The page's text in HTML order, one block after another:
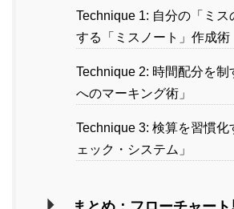
Technique 1: 自分の「ミス
する「ミスノート」作成術
Technique 2: 時間配分を制
へのマーキング術」
Technique 3: 検算を習慣化
ェック・システム」